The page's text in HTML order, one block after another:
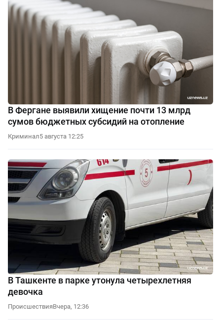
В Фергане выявили хищение почти 13 млрд
сумов бюджетных субсидий на отопление
Криминал5 августа 12:25
В Ташкенте в парке утонула четырехлетняя
девочка
ПроисшествияВчера, 12:36